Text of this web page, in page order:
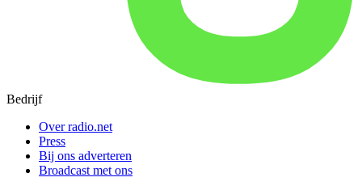
Bedrijf
Over radio.net
Press
Bij ons adverteren
Broadcast met ons